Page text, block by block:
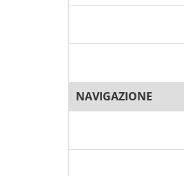
NAVIGAZIONE